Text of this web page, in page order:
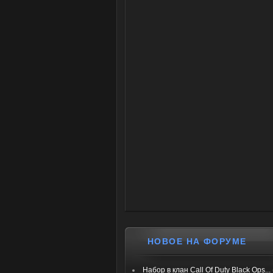
НОВОЕ НА ФОРУМЕ
Набор в клан Call Of Duty Black Ops...